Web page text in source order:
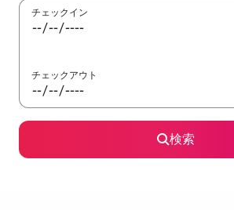
チェックイン
チェックアウト
検索